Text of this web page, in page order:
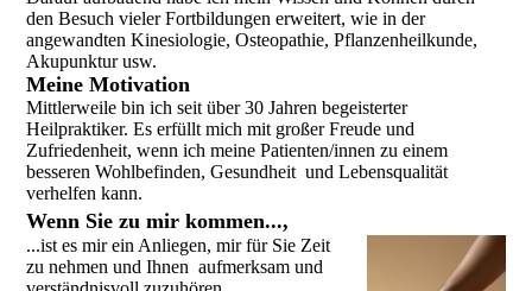
den Besuch vieler Fortbildungen erweitert, wie in der
angewandten Kinesiologie, Osteopathie, Pflanzenheilkunde,
Akupunktur usw.
Meine Motivation
Mittlerweile bin ich seit über 30 Jahren begeisterter
Heilpraktiker. Es erfüllt mich mit großer Freude und
Zufriedenheit, wenn ich meine Patienten/innen zu einem
besseren Wohlbefinden, Gesundheit und Lebensqualität
verhelfen kann.
Wenn Sie zu mir kommen...,
...ist es mir ein Anliegen, mir für Sie Zeit
zu nehmen und Ihnen aufmerksam und